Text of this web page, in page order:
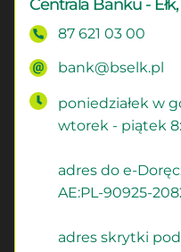
Centrala Banku -
87 621 03 00
bank@bselk.pl
poniedziałek w
wtorek - piątek
adres do e-
AE:PL-90925-
adres skrytki